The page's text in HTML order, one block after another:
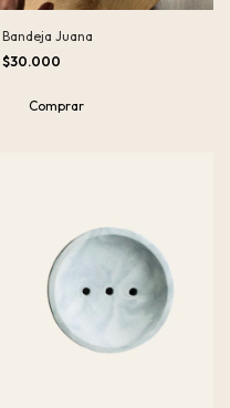
Bandeja Juana
$30.000
Comprar